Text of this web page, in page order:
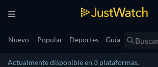
Nuevo Popular Deportes Guía
Actualmente disponible en 3 plataformas.